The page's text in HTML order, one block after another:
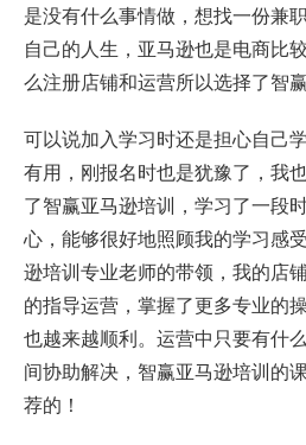
是没有什么事情做，想找一份兼
自己的人生，亚马逊也是电商比
么注册店铺和运营所以选择了智
可以说加入学习时还是担心自己
有用，刚报名时也是犹豫了，我
了智赢亚马逊培训，学习了一段
心，能够很好地照顾我的学习感
逊培训专业老师的带领，我的店
的指导运营，掌握了更多专业的
也越来越顺利。运营中只要有什
间协助解决，智赢亚马逊培训的
荐的！